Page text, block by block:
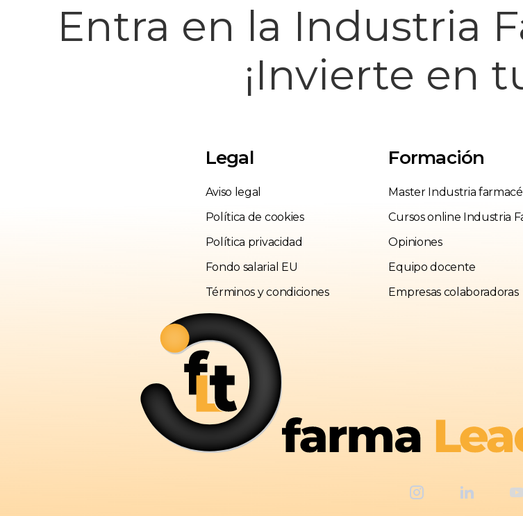
Entra en la Industria
¡Invierte en
Legal
Aviso legal
Política de cookies
Política privacidad
Fondo salarial EU
Términos y condiciones
Formación
Master Industria
Cursos online Industria
Opiniones
Equipo docente
Empresas colaboradoras